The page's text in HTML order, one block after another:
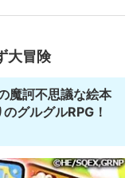
大冒険
魔訶不思議な絵本
グルグルRPG！